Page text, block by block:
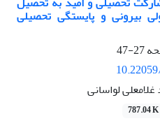
بیرونی و پایستگی تحصیلی
27-47
لواسانی
787.04 K